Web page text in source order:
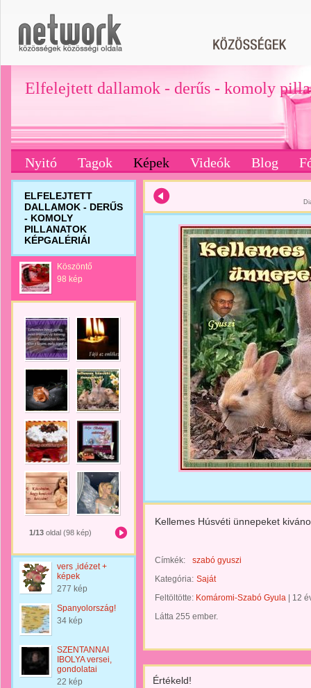
Elfelejtett dallamok - derűs - komoly
Nyitó Tagok Képek Videók Blog
ELFELEJTETT
DALLAMOK - DERŰS
- KOMOLY
PILLANATOK
KÉPGALÉRIÁI
Köszöntő
98 kép
1/13 oldal (98 kép)
vers ,idézet +
képek
277 kép
Spanyolország!
34 kép
SZENTANNAI
IBOLYA versei,
gondolatai
22 kép
Kellemes Húsvéti ünnepeket
Címkék:
szabó gyuszi
Kategória: Saját
Feltöltötte: Komáromi-Szabó Gyula
12
Látta 255 ember.
Értékeld!